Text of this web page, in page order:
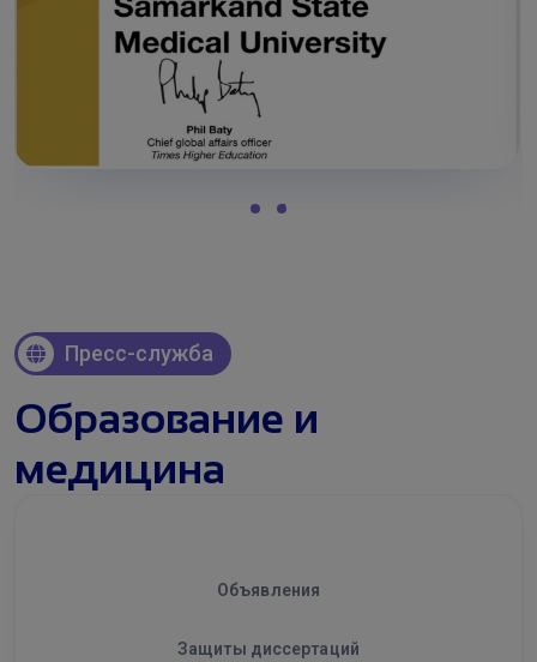
Пресс-служба
Образование и
медицина
Объявления
Защиты диссертаций